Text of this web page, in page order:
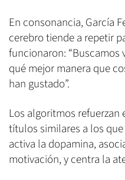
En consonancia, García
cerebro tiende a repetir
funcionaron: “Buscamos
qué mejor manera que
han gustado”.
Los algoritmos
títulos similares a los
activa la dopamina,
motivación, y centra la